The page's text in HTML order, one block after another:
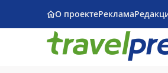
О проектеРеклама